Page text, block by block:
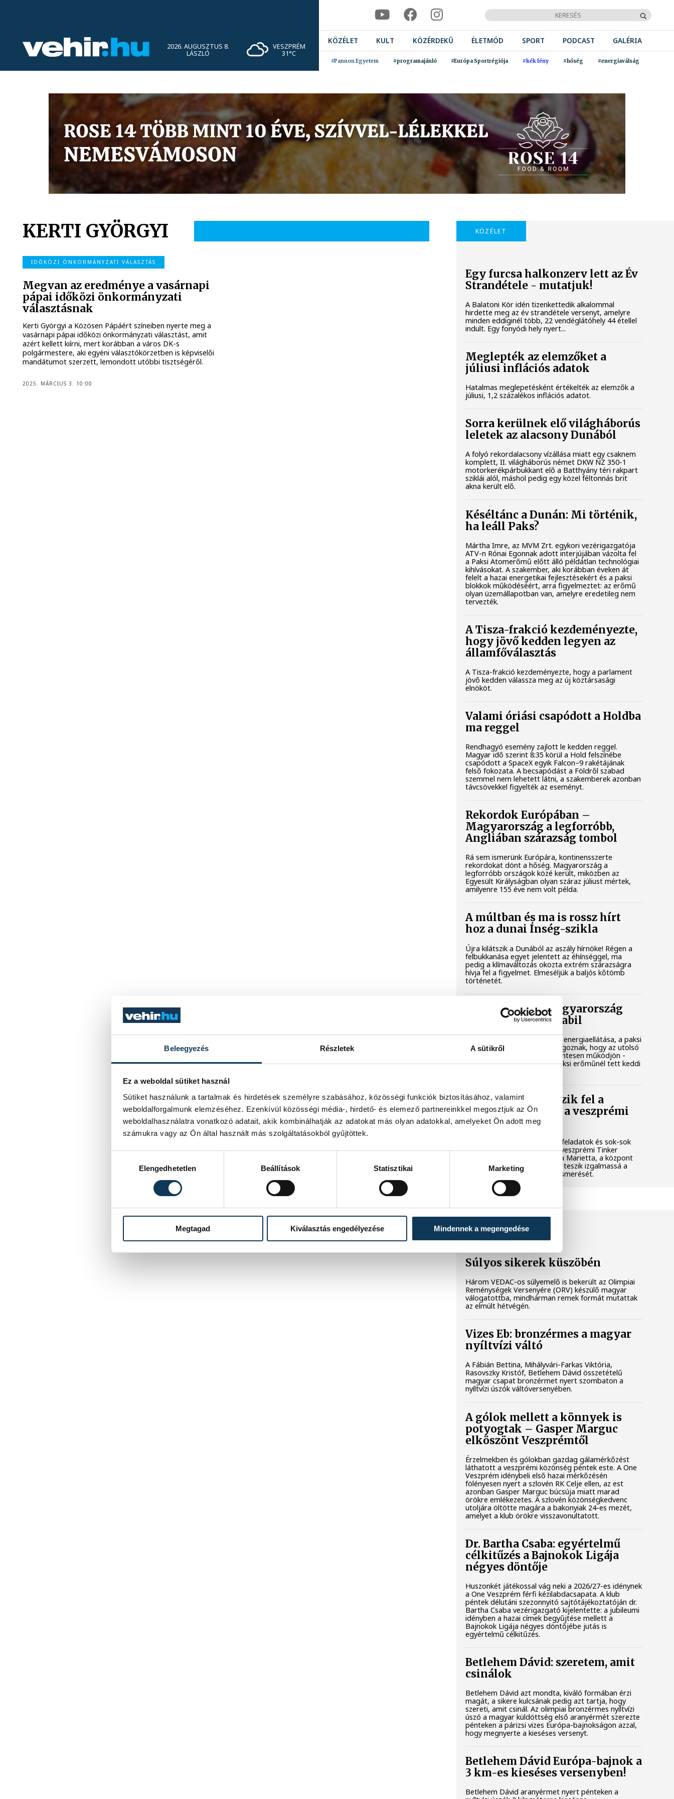
Beleegyezés Részletek A sütikről
Ez a weboldal sütiket használ
Sütiket használunk a tartalmak és hirdetések személyre szabásához, közösségi funkciók biztosításához, valamint
weboldalforgalmunk elemzéséhez. Ezenkívül közösségi média-, hirdető- és elemező partnereinkkel megosztjuk az Ön
weboldalhasználatra vonatkozó adatait, akik kombinálhatják az adatokat más olyan adatokkal, amelyeket Ön adott meg
számukra vagy az Ön által használt más szolgáltatásokból gyűjtöttek.
Elengedhetetlen
Beállítások Statisztikai Marketing
Megtagad Kiválasztás engedélyezése Mindennek a megengedése
2026. AUGUSZTUS 8.
LÁSZLÓ
VESZPRÉM
31°C
KÖZÉLET KULT KÖZÉRDEKŰ ÉLETMÓD SPORT PODCAST GALÉRIA
#Pannon Egyetem #programajánló #Európa Sportrégiója #kék fény #hőség #energiaválság
KERTI GYÖRGYI
IDŐKÖZI ÖNKORMÁNYZATI VÁLASZTÁS
Megvan az eredménye a vasárnapi
pápai időközi önkormányzati
választásnak
Kerti Györgyi a Közösen Pápáért színeiben nyerte meg a
vasárnapi pápai időközi önkormányzati választást, amit
azért kellett kiírni, mert korábban a város DK-s
polgármestere, aki egyéni választókörzetben is képviselői
mandátumot szerzett, lemondott utóbbi tisztségéről.
2025. MÁRCIUS 3. 10:00
KÖZÉLET
Egy furcsa halkonzerv lett az Év
Strandétele - mutatjuk!
A Balatoni Kör idén tizenkettedik alkalommal
hirdette meg az év strandétele versenyt, amelyre
minden eddiginél több, 22 vendéglátóhely 44 étellel
indult. Egy fonyódi hely nyert...
Meglepték az elemzőket a
júliusi inflációs adatok
Hatalmas meglepetésként értékelték az elemzők a
júliusi, 1,2 százalékos inflációs adatot.
Sorra kerülnek elő világháborús
leletek az alacsony Dunából
A folyó rekordalacsony vízállása miatt egy csaknem
komplett, II. világháborús német DKW NZ 350-1
motorkerékpárbukkant elő a Batthyány téri rakpart
sziklái alól, máshol pedig egy közel féltonnás brit
akna került elő.
Késéltánc a Dunán: Mi történik,
ha leáll Paks?
Mártha Imre, az MVM Zrt. egykori vezérigazgatója
ATV-n Rónai Egonnak adott interjújában vázolta fel
a Paksi Atomerőmű előtt álló példátlan technológiai
kihívásokat. A szakember, aki korábban éveken át
felelt a hazai energetikai fejlesztésekért és a paksi
blokkok működéséért, arra figyelmeztet: az erőmű
olyan üzemállapotban van, amelyre eredetileg nem
tervezték.
A Tisza-frakció kezdeményezte,
hogy jövő kedden legyen az
államfőválasztás
A Tisza-frakció kezdeményezte, hogy a parlament
jövő kedden válassza meg az új köztársasági
elnököt.
Valami óriási csapódott a Holdba
ma reggel
Rendhagyó esemény zajlott le kedden reggel.
Magyar idő szerint 8:35 körül a Hold felszínébe
csapódott a SpaceX egyik Falcon–9 rakétájának
felső fokozata. A becsapódást a Földről szabad
szemmel nem lehetett látni, a szakemberek azonban
távcsövekkel figyelték az eseményt.
Rekordok Európában –
Magyarország a legforróbb,
Angliában szárazság tombol
Rá sem ismerünk Európára, kontinensszerte
rekordokat dönt a hőség. Magyarország a
legforróbb országok közé került, miközben az
Egyesült Királyságban olyan száraz júliust mértek,
amilyenre 155 éve nem volt példa.
A múltban és ma is rossz hírt
hoz a dunai Ínség-szikla
Újra kilátszik a Dunából az aszály hírnöke! Régen a
felbukkanása egyet jelentett az éhínséggel, ma
pedig a klímaváltozás okozta extrém szárazságra
hívja fel a figyelmet. Elmeséljük a baljós kőtömb
történetét.
Magyar Péter: Magyarország
energiaellátása stabil
Jelenleg stabil Magyarország energiaellátása, a paksi
erőmű munkatársai azon dolgoznak, hogy az utolsó
még termelő turbina hibamentesen működjön -
közölte a miniszterelnök a paksi erőműnél tett keddi
Játék közben fedezik fel a
tudomány világát a veszprémi
gyerekek
Látványos kísérletek, kreatív feladatok és sok-sok
élmény várja a gyerekeket a veszprémi Tinker
Labsben. Videónkban Balassa Marietta, a központ
vezetője mutatja be, hogyan teszik izgalmassá a
természettudományok megismerését.
Súlyos sikerek küszöbén
Három VEDAC-os súlyemelő is bekerült az Olimpiai
Reménységek Versenyére (ORV) készülő magyar
válogatottba, mindhárman remek formát mutattak
az elmúlt hétvégén.
Vizes Eb: bronzérmes a magyar
nyíltvízi váltó
A Fábián Bettina, Mihályvári-Farkas Viktória,
Rasovszky Kristóf, Betlehem Dávid összetételű
magyar csapat bronzérmet nyert szombaton a
nyíltvízi úszók váltóversenyében.
A gólok mellett a könnyek is
potyogtak – Gasper Marguc
elköszönt Veszprémtől
Érzelmekben és gólokban gazdag gálamérkőzést
láthatott a veszprémi közönség péntek este. A One
Veszprém idénybeli első hazai mérkőzésén
fölényesen nyert a szlovén RK Celje ellen, az est
azonban Gasper Marguc búcsúja miatt marad
örökre emlékezetes. A szlovén közönségkedvenc
utoljára öltötte magára a bakonyiak 24-es mezét,
amelyet a klub örökre visszavonultatott.
Dr. Bartha Csaba: egyértelmű
célkitűzés a Bajnokok Ligája
négyes döntője
Huszonkét játékossal vág neki a 2026/27-es idénynek
a One Veszprém férfi kézilabdacsapata. A klub
péntek délutáni szezonnyitó sajtótájékoztatóján dr.
Bartha Csaba vezérigazgató kijelentette: a jubileumi
idényben a hazai címek begyűjtése mellett a
Bajnokok Ligája négyes döntőjébe jutás is
egyértelmű célkitűzés.
Betlehem Dávid: szeretem, amit
csinálok
Betlehem Dávid azt mondta, kiváló formában érzi
magát, a sikere kulcsának pedig azt tartja, hogy
szereti, amit csinál. Az olimpiai bronzérmes nyíltvízi
úszó a magyar küldöttség első aranyérmét szerezte
pénteken a párizsi vizes Európa-bajnokságon azzal,
hogy megnyerte a kieséses versenyt.
Betlehem Dávid Európa-bajnok a
3 km-es kieséses versenyben!
Betlehem Dávid aranyérmet nyert pénteken a